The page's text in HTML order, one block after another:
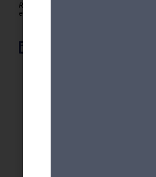
Rester en forme, créatif
et autonome après 50 ans !